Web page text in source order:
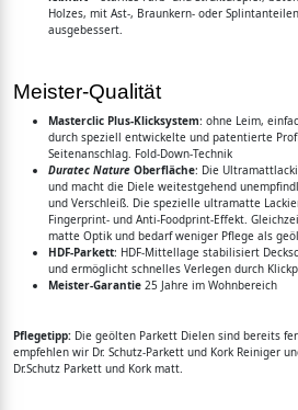
Holzes, mit Ast-, Braunkern- oder
ausgebessert.
Meister-Qualität
Masterclic Plus-Klicksystem: ohne Leim,
durch speziell entwickelte und patentierte
Seitenanschlag. Fold-Down-Technik
Duratec Nature Oberfläche: Die
und macht die Diele weitestgehend
und Verschleiß. Die spezielle ultramatte
Fingerprint- und Anti-Foodprint-Effekt.
matte Optik und bedarf weniger Pflege als
HDF-Parkett: HDF-Mittellage stabilisiert
und ermöglicht schnelles Verlegen durch
Meister-Garantie 25 Jahre im Wohnbereich
Pflegetipp: Die geölten Parkett Dielen sind bereits
empfehlen wir Dr. Schutz-Parkett und Kork Reiniger
Dr.Schutz Parkett und Kork matt.